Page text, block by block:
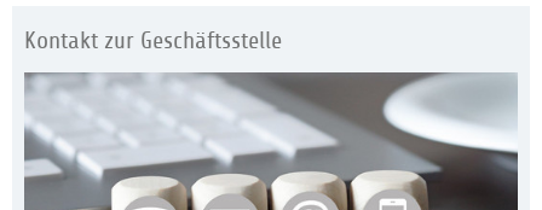
Kontakt zur Geschäftsstelle